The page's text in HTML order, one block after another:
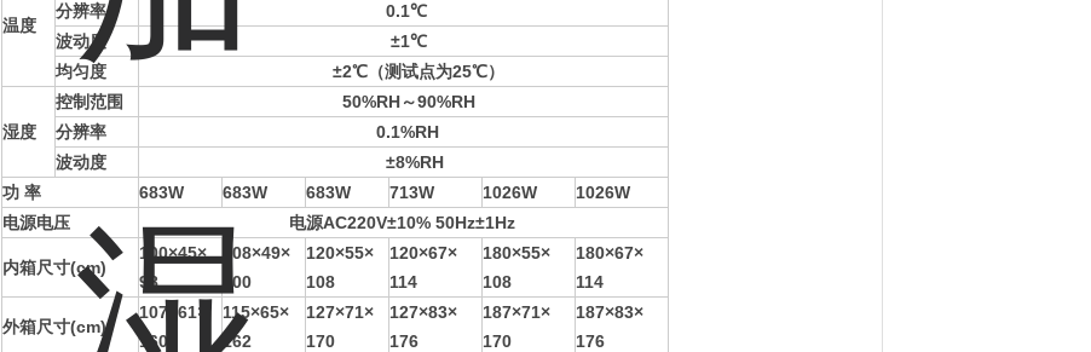
温度
分辨率
0.1℃
波动度
±1℃
均匀度
±2℃（测试点为25℃）
湿度
控制范围
50%RH～90%RH
分辨率
0.1%RH
波动度
±8%RH
功 率
683W 683W 683W 713W 1026W
1026W
电源电压
电源AC220V±10% 50Hz±1Hz
内箱尺寸(cm)
100×45×
98
108×49×
100
120×55×
108
120×67×
114
180×55×
108
180×67×
114
外箱尺寸(cm)
107×61×
160
115×65×
162
127×71×
170
127×83×
176
187×71×
170
187×83×
176